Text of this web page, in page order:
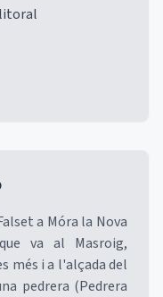
a Móra la Nova
va al Masroig,
més i a l'alçada del
pedrera (Pedrera